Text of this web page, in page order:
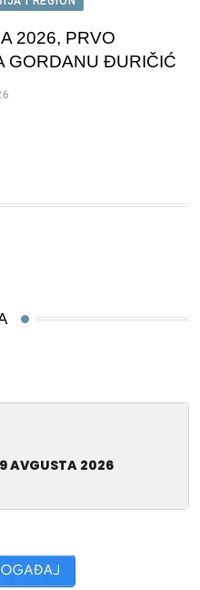
2026, PRVO
GORDANU ĐURIČIĆ
AVGUSTA 2026